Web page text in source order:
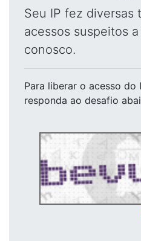
Seu IP fez diversas
acessos suspeitos
conosco.
Para liberar o acesso do
responda ao desafio